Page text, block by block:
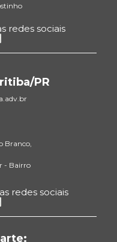
redes sociais
PR
Branco,
- Bairro
redes sociais